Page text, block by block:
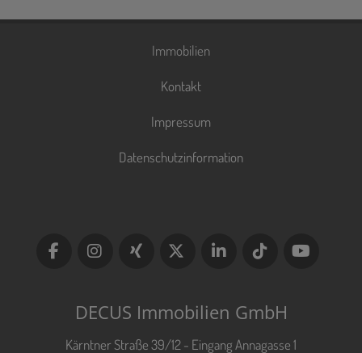
Immobilien
Kontakt
Impressum
Datenschutzinformation
DECUS Immobilien GmbH
Kärntner Straße 39/12 - Eingang Annagasse 1